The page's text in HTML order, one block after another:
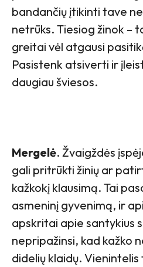
bandančių įtikinti tave
netrūks. Tiesiog žinok –
greitai vėl atgausi
Pasistenk atsiverti ir
daugiau šviesos.
Mergelė. Žvaigždės
gali pritrūkti žinių ar
kažkokį klausimą. Tai
asmeninį gyvenimą, ir
apskritai apie santykius
nepripažinsi, kad kažko
didelių klaidų. Vienintelis